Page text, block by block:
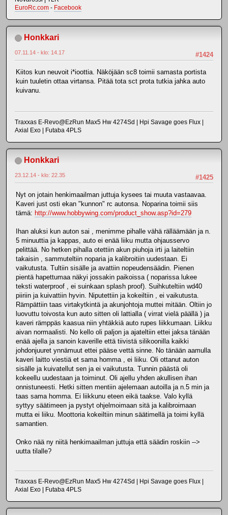
EuroRc.com - Facebook
Honkkari
#1424
07.11.14 - klo: 14.17
Kiitos kun neuvoit i*ioottia. Näköjään sc8 toimii samasta portista
kuin tuuletin ottaa virtansa. Pitää tota sct prota tutkia jahka auto
kuivanu.
Traxxas E-Revo@EzRun Max5 Hw 4274Sd | Hpi Savage goes Flux |
Axial Exo | Futaba 4PLS
Honkkari
#1425
23.12.14 - klo: 22.35
Nyt on jotain henkimaailman juttuja kysees tai muuta vastaavaa.
Kaveri just osti ekan "kunnon" rc autonsa. Noparina toimii siis
tämä: http://www.hobbywing.com/product_show.asp?id=279
Ihan aluksi kun auton sai , menimme pihalle vähä rälläämään ja n.
5 minuuttia ja kappas, auto ei enää liiku mutta ohjausservo
pelittää. No hetken pihalla otettiin akun piuhoja irti ja laiteltiin
takaisin , sammuteltiin noparia ja kalibroitiin uudestaan. Ei
vaikutusta. Tultiin sisälle ja avattiin nopeudensäädin. Pienen
pientä hapettumaa näkyi jossakin paikoissa ( noparissa lukee
teksti waterproof , ei suinkaan splash proof). Suihkuteltiin wd40
piiriin ja kuivattiin hyvin. Niputettiin ja kokeiltiin , ei vaikutusta.
Rämpättiin taas virtakytkintä ja akunjohtoja muttei mitään. Oltiin jo
luovuttu toivosta kun auto sitten oli lattialla ( virrat vielä päällä ) ja
kaveri rämppäs kaasua niin yhtäkkiä auto rupes liikkumaan. Liikku
aivan normaalisti. No kello oli paljon ja ajateltiin ettei jaksa tänään
enää ajella ja sanoin kaverille että tiivistä silikoonilla kaikki
johdonjuuret ynnämuut ettei pääse vettä sinne. No tänään aamulla
kaveri laitto viestiä et sama homma , ei liiku. Oli ottanut auton
sisälle ja kuivatellut sen ja ei vaikutusta. Tunnin päästä oli
kokeellu uudestaan ja toiminut. Oli ajellu yhden akullisen ihan
onnistuneesti. Hetki sitten mentiin ajelemaan autoilla ja n.5 min ja
taas sama homma. Ei liikkunu eteen eikä taakse. Valo kyllä
syttyy säätimeen ja pystyt ohjelmoimaan sitä ja kalibroimaan
mutta ei liiku. Moottoria kokeiltiin minun säätimellä ja toimi kyllä
samantien.
Onko nää ny niitä henkimaailman juttuja että säädin roskiin -->
uutta tilalle?
Traxxas E-Revo@EzRun Max5 Hw 4274Sd | Hpi Savage goes Flux |
Axial Exo | Futaba 4PLS